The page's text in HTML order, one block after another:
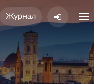
Журнал